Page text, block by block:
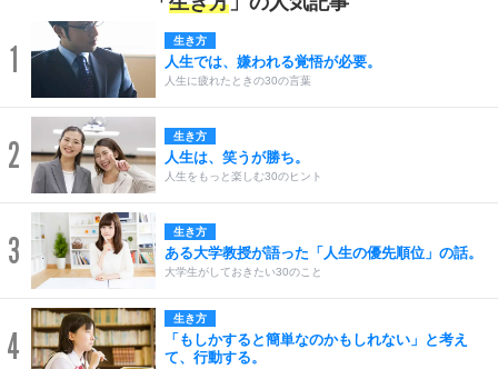
1 生き方
人生では、嫌われる覚悟が必要。
人生に疲れたときの30の言葉
2 生き方
人生は、笑うが勝ち。
人生をもっと楽しむ30のヒント
3 生き方
ある大学教授が語った「人生の優先順位」の話。
大学生がしておきたい30のこと
4
生き方
「もしかすると簡単なのかもしれない」と考え
て、行動する。